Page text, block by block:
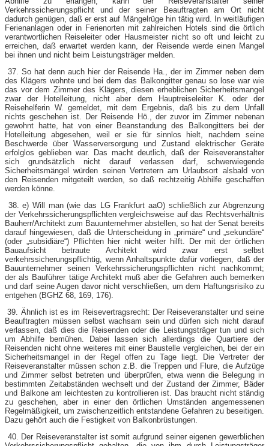
Verkehrssicherungspflicht und der seiner Beauftragten am Ort nicht
dadurch genügen, daß er erst auf Mängelrüge hin tätig wird. In weitläufigen
Ferienanlagen oder in Ferienorten mit zahlreichen Hotels sind die örtlich
verantwortlichen Reiseleiter oder Hausmeister nicht so oft und leicht zu
erreichen, daß erwartet werden kann, der Reisende werde einen Mangel
bei ihnen und nicht beim Leistungsträger melden.
37. So hat denn auch hier der Reisende Ha., der im Zimmer neben dem
des Klägers wohnte und bei dem das Balkongitter genau so lose war wie
das vor dem Zimmer des Klägers, diesen erheblichen Sicherheitsmangel
zwar der Hotelleitung, nicht aber dem Hauptreiseleiter K. oder der
Reisehelferin W. gemeldet, mit dem Ergebnis, daß bis zu dem Unfall
nichts geschehen ist. Der Reisende Hö., der zuvor im Zimmer nebenan
gewohnt hatte, hat von einer Beanstandung des Balkongitters bei der
Hotelleitung abgesehen, weil er sie für sinnlos hielt, nachdem seine
Beschwerde über Wasserversorgung und Zustand elektrischer Geräte
erfolglos geblieben war. Das macht deutlich, daß der Reiseveranstalter
sich grundsätzlich nicht darauf verlassen darf, schwerwiegende
Sicherheitsmängel würden seinen Vertretern am Urlaubsort alsbald von
den Reisenden mitgeteilt werden, so daß rechtzeitig Abhilfe geschaffen
werden könne.
38. e) Will man (wie das LG Frankfurt aaO) schließlich zur Abgrenzung
der Verkehrssicherungspflichten vergleichsweise auf das Rechtsverhältnis
Bauherr/Architekt zum Bauunternehmer abstellen, so hat der Senat bereits
darauf hingewiesen, daß die Unterscheidung in „primäre“ und „sekundäre“
(oder „subsidiäre“) Pflichten hier nicht weiter hilft. Der mit der örtlichen
Bauaufsicht betraute Architekt wird zwar erst selbst
verkehrssicherungspflichtig, wenn Anhaltspunkte dafür vorliegen, daß der
Bauunternehmer seinen Verkehrssicherungspflichten nicht nachkommt;
der als Bauführer tätige Architekt muß aber die Gefahren auch bemerken
und darf seine Augen davor nicht verschließen, um dem Haftungsrisiko zu
entgehen (BGHZ 68, 169, 176).
39. Ähnlich ist es im Reisevertragsrecht: Der Reiseveranstalter und seine
Beauftragten müssen selbst wachsam sein und dürfen sich nicht darauf
verlassen, daß dies die Reisenden oder die Leistungsträger tun und sich
um Abhilfe bemühen. Dabei lassen sich allerdings die Quartiere der
Reisenden nicht ohne weiteres mit einer Baustelle vergleichen, bei der ein
Sicherheitsmangel in der Regel offen zu Tage liegt. Die Vertreter der
Reiseveranstalter müssen schon z.B. die Treppen und Flure, die Aufzüge
und Zimmer selbst betreten und überprüfen, etwa wenn die Belegung in
bestimmten Zeitabständen wechselt und der Zustand der Zimmer, Bäder
und Balkone am leichtesten zu kontrollieren ist. Das braucht nicht ständig
zu geschehen, aber in einer den örtlichen Umständen angemessenen
Regelmäßigkeit, um zwischenzeitlich entstandene Gefahren zu beseitigen.
Dazu gehört auch die Festigkeit von Balkonbrüstungen.
40. Der Reiseveranstalter ist somit aufgrund seiner eigenen gewerblichen